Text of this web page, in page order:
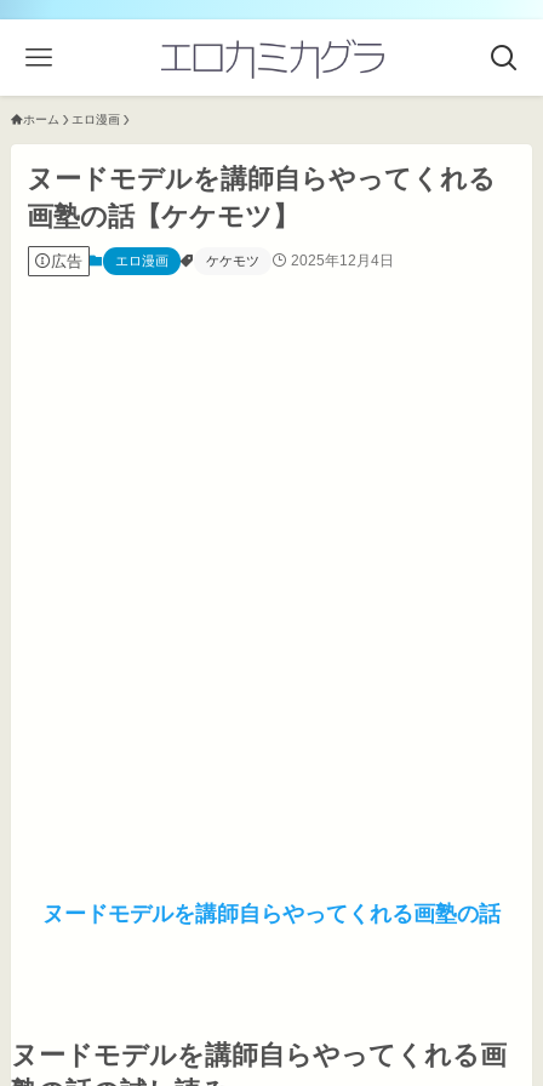
ホーム エロ漫画
ヌードモデルを講師自らやってくれる
画塾の話【ケケモツ】
広告 エロ漫画 ケケモツ 2025年12月4日
ヌードモデルを講師自らやってくれる画塾の話
ヌードモデルを講師自らやってくれる画